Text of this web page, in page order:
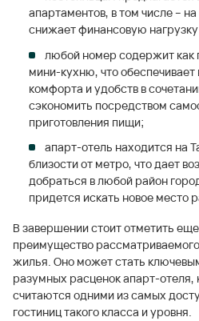
апартаментов, в том числе –
снижает финансовую
любой номер содержит как
мини-кухню, что обеспечивает
комфорта и удобств в
сэкономить посредством
приготовления пищи;
апарт-отель находится на
близости от метро, что дает
добраться в любой район
придется искать новое место
В завершении стоит отметить
преимущество
жилья. Оно может стать
разумных расценок апарт-
считаются одними из самых
гостиниц такого класса и уровня.